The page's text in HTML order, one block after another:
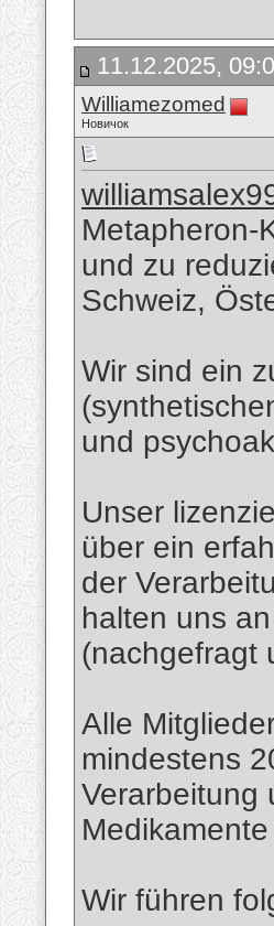
11.12.2025,
Williamezomed
Новичок
Metapheron-
und zu
Schweiz,
Wir sind ein
und
Unser
über ein
der
halten uns
(nachgefragt
Alle
mindestens
Verarbeitung
Wir führen